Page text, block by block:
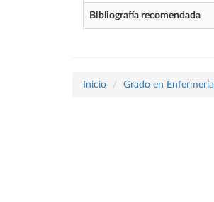
Bibliografía recomendada
Inicio Grado en Enfermería